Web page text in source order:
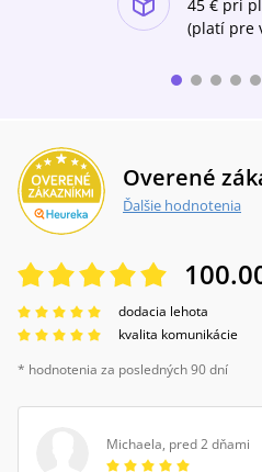
45 € pri
(platí pre
Overené
Ďalšie hodnotenia
dodacia lehota
kvalita komunikácie
* hodnotenia za posledných 90 dní
Michaela, pred 2 dňami